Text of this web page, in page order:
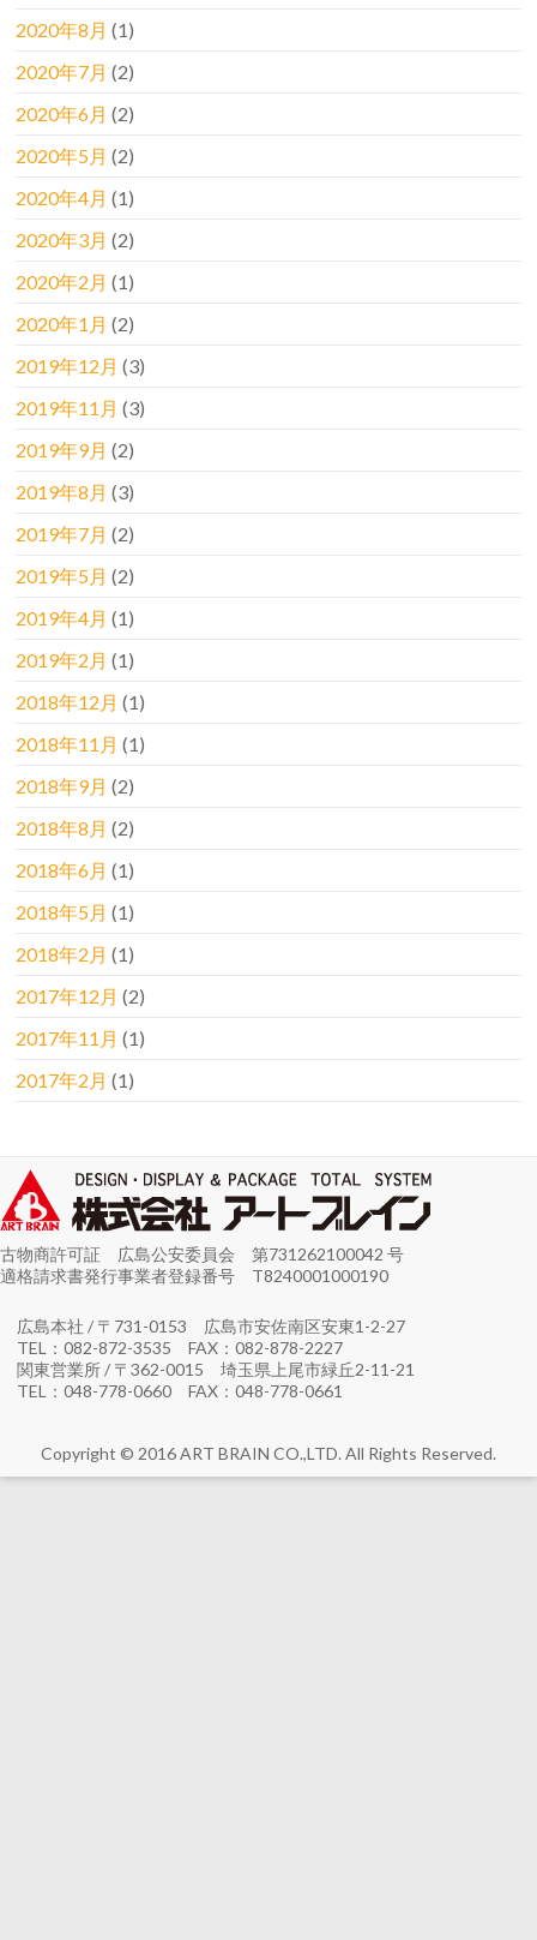
2020年8月 (1)
2020年7月 (2)
2020年6月 (2)
2020年5月 (2)
2020年4月 (1)
2020年3月 (2)
2020年2月 (1)
2020年1月 (2)
2019年12月 (3)
2019年11月 (3)
2019年9月 (2)
2019年8月 (3)
2019年7月 (2)
2019年5月 (2)
2019年4月 (1)
2019年2月 (1)
2018年12月 (1)
2018年11月 (1)
2018年9月 (2)
2018年8月 (2)
2018年6月 (1)
2018年5月 (1)
2018年2月 (1)
2017年12月 (2)
2017年11月 (1)
2017年2月 (1)
古物商許可証 広島公安委員会 第731262100042 号
適格請求書発行事業者登録番号 T8240001000190
広島本社 / 〒731-0153 広島市安佐南区安東1-2-27
TEL：082-872-3535 FAX：082-878-2227
関東営業所 / 〒362-0015 埼玉県上尾市緑丘2-11-21
TEL：048-778-0660 FAX：048-778-0661
Copyright © 2016 ART BRAIN CO.,LTD. All Rights Reserved.